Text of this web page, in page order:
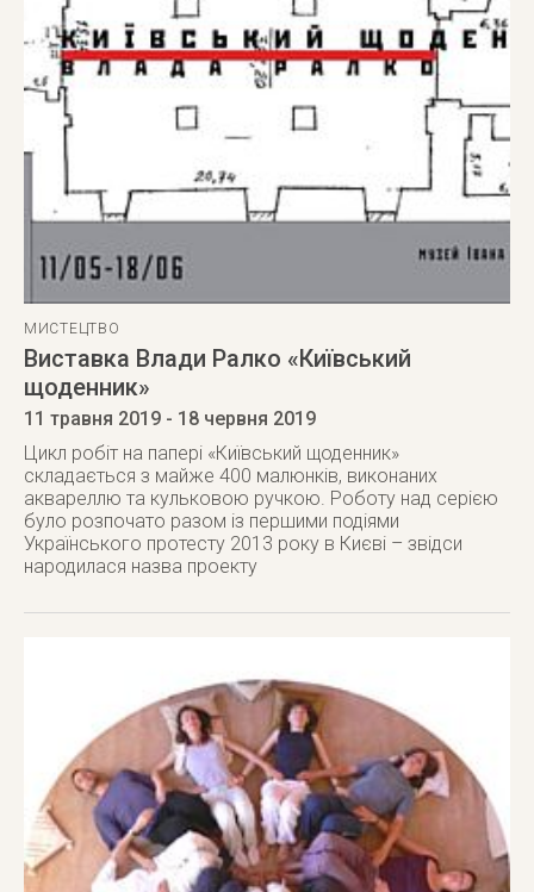
МИСТЕЦТВО
Виставка Влади Ралко «Київський
щоденник»
11 травня 2019 - 18 червня 2019
Цикл робіт на папері «Київський щоденник»
складається з майже 400 малюнків, виконаних
аквареллю та кульковою ручкою. Роботу над серією
було розпочато разом із першими подіями
Українського протесту 2013 року в Києві – звідси
народилася назва проекту